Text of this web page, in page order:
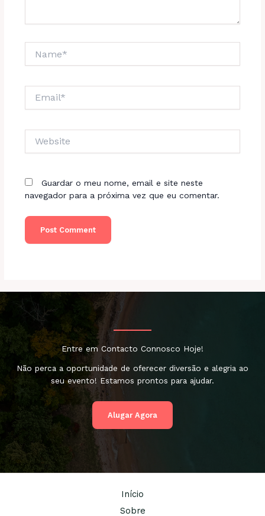
Guardar o meu nome, email e site neste
navegador para a próxima vez que eu comentar.
Entre em Contacto Connosco Hoje!
Não perca a oportunidade de oferecer diversão e alegria ao
seu evento! Estamos prontos para ajudar.
Alugar Agora
Início
Sobre